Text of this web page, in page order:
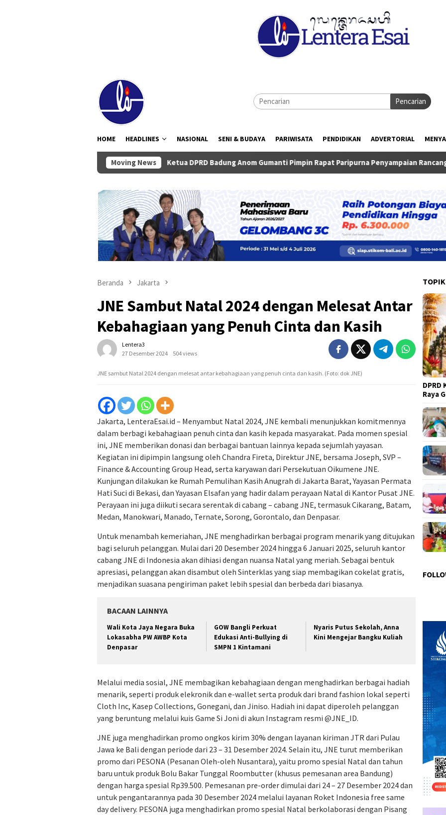
Pencarian
HOME HEADLINES NASIONAL SENI & BUDAYA PARIWISATA PENDIDIKAN ADVERTORIAL
Moving News
Ketua DPRD Badung Anom Gumanti Pimpin Rapat Paripurna Penyampaian Rancangan KUA-PPAS
Beranda Jakarta
JNE Sambut Natal 2024 dengan Melesat Antar
Kebahagiaan yang Penuh Cinta dan Kasih
Lentera3
27 Desember 2024
504 views
JNE sambut Natal 2024 dengan melesat antar kebahagiaan yang penuh cinta dan kasih. (Foto: dok JNE)
Jakarta, LenteraEsai.id – Menyambut Natal 2024, JNE kembali menunjukkan komitmennya
dalam berbagi kebahagiaan penuh cinta dan kasih kepada masyarakat. Pada momen spesial
ini, JNE memberikan donasi dan berbagai bantuan lainnya kepada sejumlah yayasan.
Kegiatan ini dipimpin langsung oleh Chandra Fireta, Direktur JNE, bersama Joseph, SVP –
Finance & Accounting Group Head, serta karyawan dari Persekutuan Oikumene JNE.
Kunjungan dilakukan ke Rumah Pemulihan Kasih Anugrah di Jakarta Barat, Yayasan Permata
Hati Suci di Bekasi, dan Yayasan Elsafan yang hadir dalam perayaan Natal di Kantor Pusat JNE.
Perayaan ini juga diikuti secara serentak di cabang – cabang JNE, termasuk Cikarang, Batam,
Medan, Manokwari, Manado, Ternate, Sorong, Gorontalo, dan Denpasar.
Untuk menambah kemeriahan, JNE menghadirkan berbagai program menarik yang ditujukan
bagi seluruh pelanggan. Mulai dari 20 Desember 2024 hingga 6 Januari 2025, seluruh kantor
cabang JNE di Indonesia akan dihiasi dengan nuansa Natal yang meriah. Sebagai bentuk
apresiasi, pelanggan akan disambut oleh Sinterklas yang siap membagikan cokelat gratis,
menjadikan suasana pengiriman paket lebih spesial dan berbeda dari biasanya.
BACAAN LAINNYA
Wali Kota Jaya Negara Buka
Lokasabha PW AWBP Kota
Denpasar
GOW Bangli Perkuat
Edukasi Anti-Bullying di
SMPN 1 Kintamani
Nyaris Putus Sekolah, Anna
Kini Mengejar Bangku Kuliah
Melalui media sosial, JNE membagikan kebahagiaan dengan menghadirkan berbagai hadiah
menarik, seperti produk elekronik dan e-wallet serta produk dari brand fashion lokal seperti
Cloth Inc, Kasep Collections, Gonegani, dan Jiniso. Hadiah ini dapat diperoleh pelanggan
yang beruntung melalui kuis Game Si Joni di akun Instagram resmi @JNE_ID.
JNE juga menghadirkan promo ongkos kirim 30% dengan layanan kiriman JTR dari Pulau
Jawa ke Bali dengan periode dari 23 – 31 Desember 2024. Selain itu, JNE turut memberikan
promo dari PESONA (Pesanan Oleh-oleh Nusantara), yaitu promo spesial Natal dan tahun
baru untuk produk Bolu Bakar Tunggal Roombutter (khusus pemesanan area Bandung)
dengan harga spesial Rp39.500. Pemesanan pre-order dimulai dari 24 – 27 Desember 2024 dan
untuk pengantarannya pada 30 Desember 2024 melalui layanan Roket Indonesia free same
day delivery. PESONA juga menghadirkan promo spesial Natal berkolaborasi dengan Pisang
DPRD
Raya